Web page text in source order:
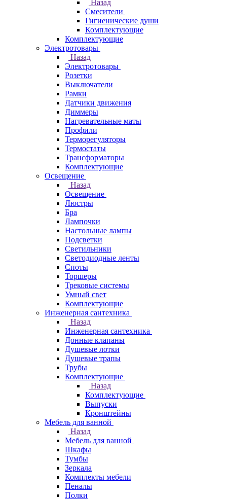
Назад
Смесители
Гигиенические души
Комплектующие
Комплектующие
Электротовары
Назад
Электротовары
Розетки
Выключатели
Рамки
Датчики движения
Диммеры
Нагревательные маты
Профили
Терморегуляторы
Термостаты
Трансформаторы
Комплектующие
Освещение
Назад
Освещение
Люстры
Бра
Лампочки
Настольные лампы
Подсветки
Светильники
Светодиодные ленты
Споты
Торшеры
Трековые системы
Умный свет
Комплектующие
Инженерная сантехника
Назад
Инженерная сантехника
Донные клапаны
Душевые лотки
Душевые трапы
Трубы
Комплектующие
Назад
Комплектующие
Выпуски
Кронштейны
Мебель для ванной
Назад
Мебель для ванной
Шкафы
Тумбы
Зеркала
Комплекты мебели
Пеналы
Полки